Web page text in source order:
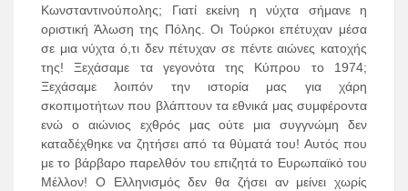
Κωνσταντινούπολης; Γιατί εκείνη η νύχτα σήμανε η
οριστική Άλωση της Πόλης. Οι Τούρκοι επέτυχαν μέσα
σε μια νύχτα ό,τι δεν πέτυχαν σε πέντε αιώνες κατοχής
της! Ξεχάσαμε τα γεγονότα της Κύπρου το 1974;
Ξεχάσαμε λοιπόν την ιστορία μας για χάρη
σκοπιμοτήτων που βλάπτουν τα εθνικά μας συμφέροντα
ενώ ο αιώνιος εχθρός μας ούτε μια συγγνώμη δεν
καταδέχθηκε να ζητήσει από τα θύματά του! Αυτός που
με το βάρβαρο παρελθόν του επιζητά το Ευρωπαϊκό του
Μέλλον! Ο Ελληνισμός δεν θα ζήσει αν μείνει χωρίς